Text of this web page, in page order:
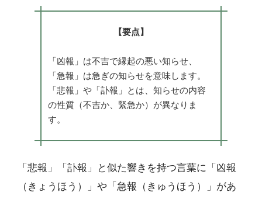
【要点】
「凶報」は不吉で縁起の悪い知らせ、
「急報」は急ぎの知らせを意味します。
「悲報」や「訃報」とは、知らせの内容
の性質（不吉か、緊急か）が異なりま
す。
「悲報」「訃報」と似た響きを持つ言葉に「凶報
（きょうほう）」や「急報（きゅうほう）」があ